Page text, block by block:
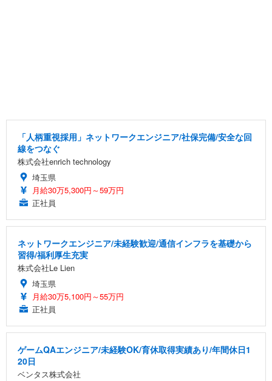
「人柄重視採用」ネットワークエンジニア/社保完備/安全な回
線をつなぐ
株式会社enrich technology
埼玉県
月給30万5,300円～59万円
正社員
ネットワークエンジニア/未経験歓迎/通信インフラを基礎から
習得/福利厚生充実
株式会社Le Lien
埼玉県
月給30万5,100円～55万円
正社員
ゲームQAエンジニア/未経験OK/育休取得実績あり/年間休日1
20日
ベンタス株式会社